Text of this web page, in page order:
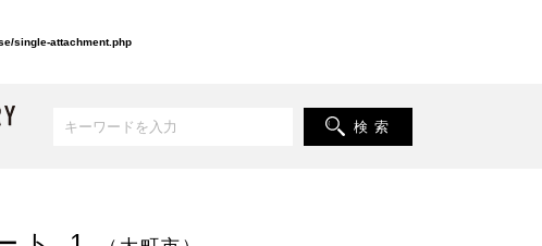
single-attachment.php
検 索